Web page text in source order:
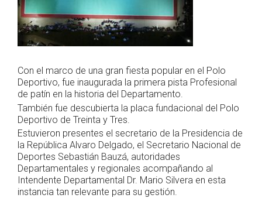
Con el marco de una gran fiesta popular en el Polo
Deportivo, fue inaugurada la primera pista Profesional
de patín en la historia del Departamento.
También fue descubierta la placa fundacional del Polo
Deportivo de Treinta y Tres.
Estuvieron presentes el secretario de la Presidencia de
la República Alvaro Delgado, el Secretario Nacional de
Deportes Sebastián Bauzá, autoridades
Departamentales y regionales acompañando al
Intendente Departamental Dr. Mario Silvera en esta
instancia tan relevante para su gestión.